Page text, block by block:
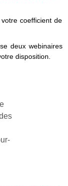
coefficient de
deux webinaires
disposition.